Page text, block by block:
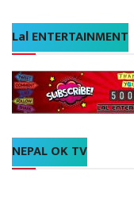
Lal ENTERTAINMENT
NEPAL OK TV